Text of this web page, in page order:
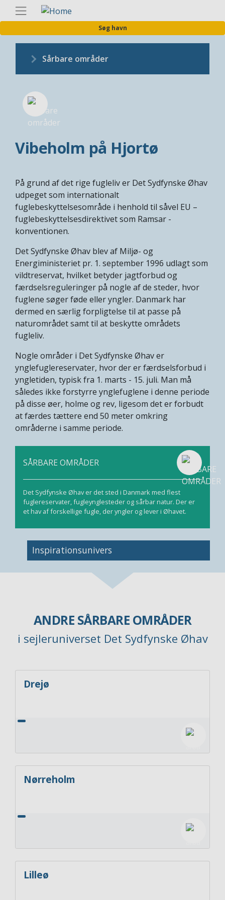
Søg havn
Sårbare områder
Vibeholm på Hjortø
På grund af det rige fugleliv er Det Sydfynske Øhav
udpeget som internationalt
fuglebeskyttelsesområde i henhold til såvel EU –
fuglebeskyttelsesdirektivet som Ramsar -
konventionen.
Det Sydfynske Øhav blev af Miljø- og
Energiministeriet pr. 1. september 1996 udlagt som
vildtreservat, hvilket betyder jagtforbud og
færdselsreguleringer på nogle af de steder, hvor
fuglene søger føde eller yngler. Danmark har
dermed en særlig forpligtelse til at passe på
naturområdet samt til at beskytte områdets
fugleliv.
Nogle områder i Det Sydfynske Øhav er
ynglefuglereservater, hvor der er færdselsforbud i
yngletiden, typisk fra 1. marts - 15. juli. Man må
således ikke forstyrre ynglefuglene i denne periode
på disse øer, holme og rev, ligesom det er forbudt
at færdes tættere end 50 meter omkring
områderne i samme periode.
SÅRBARE OMRÅDER
Det Sydfynske Øhav er det sted i Danmark med flest
fuglereservater, fugleynglesteder og sårbar natur. Der er
et hav af forskellige fugle, der yngler og lever i Øhavet.
Inspirationsunivers
ANDRE SÅRBARE OMRÅDER
i sejleruniverset Det Sydfynske Øhav
Drejø
Nørreholm
Lilleø